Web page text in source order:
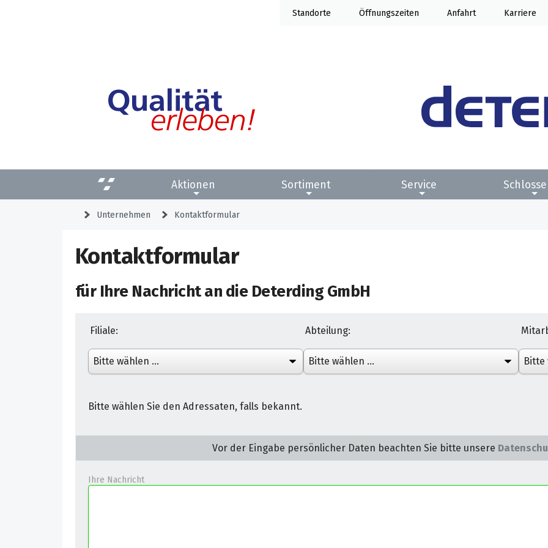
Standorte Öffnung Anfahrt Karriere
Aktionen Sortiment Service
Unternehmen Kontaktformular
Kontaktformular
für Ihre Nachricht andie Deterding GmbH
Filiale: Abteilung:
Bitte wählen Sie den Adressaten, falls bekannt.
Vor der Eingabe persönlicher Daten beachten Sie bitte unsere
Ihre Nachricht